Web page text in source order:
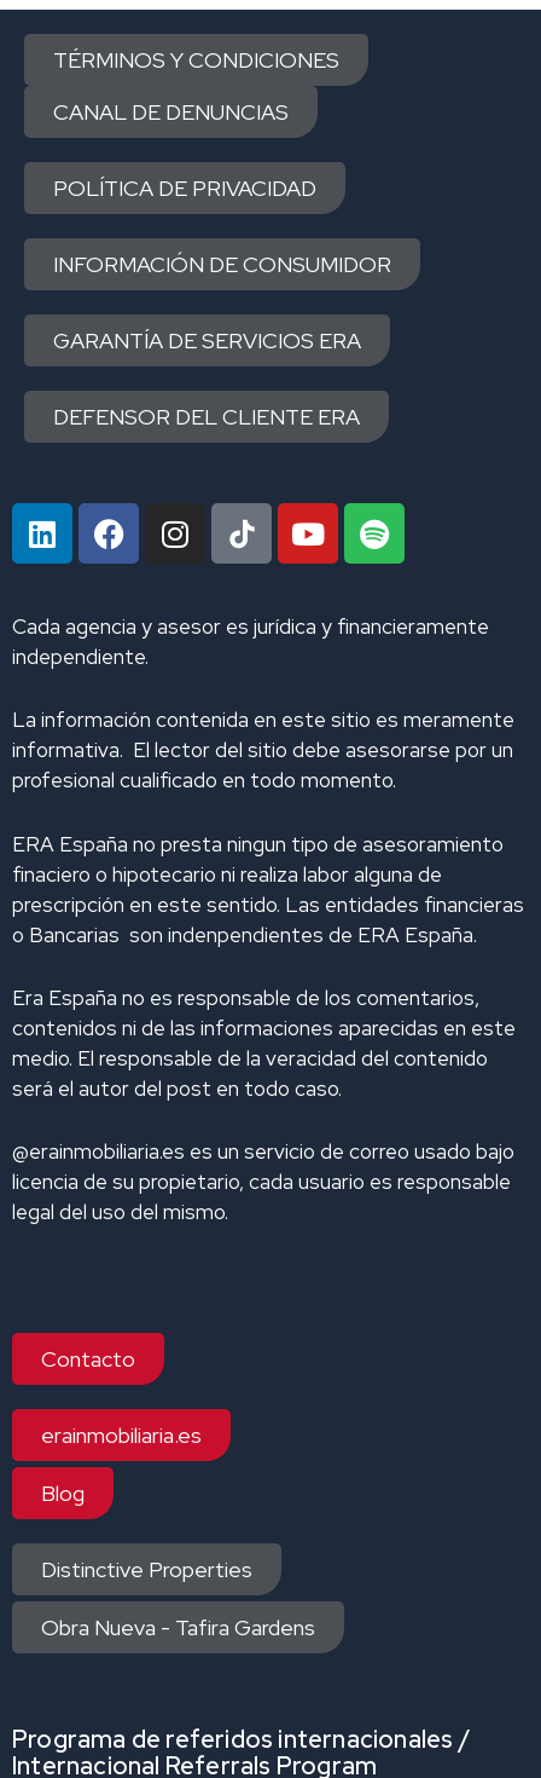
TÉRMINOS Y CONDICIONES
CANAL DE DENUNCIAS
POLÍTICA DE PRIVACIDAD
INFORMACIÓN DE CONSUMIDOR
GARANTÍA DE SERVICIOS ERA
DEFENSOR DEL CLIENTE ERA
L
i
k
e
d
n
F
a
b
o
k
I
n
a
a
m
Y
o
u
S
p
i
Cada agencia y asesor es jurídica y financieramente
independiente.
La información contenida en este sitio es meramente
informativa. El lector del sitio debe asesorarse por un
profesional cualificado en todo momento.
ERA España no presta ningun tipo de asesoramiento
finaciero o hipotecario ni realiza labor alguna de
prescripción en este sentido. Las entidades financieras
o Bancarias son indenpendientes de ERA España.
Era España no es responsable de los comentarios,
contenidos ni de las informaciones aparecidas en este
medio. El responsable de la veracidad del contenido
será el autor del post en todo caso.
@erainmobiliaria.es es un servicio de correo usado bajo
licencia de su propietario, cada usuario es responsable
legal del uso del mismo.
Contacto
erainmobiliaria.es
Blog
Distinctive Properties
Obra Nueva - Tafira Gardens
Programa de referidos internacionales /
Internacional Referrals Program